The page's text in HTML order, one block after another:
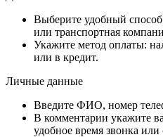
Выберите удобный
или транспортная
Укажите метод оплаты:
или в кредит.
Личные данные
Введите ФИО, номер
В комментарии укажите
удобное время звонка или